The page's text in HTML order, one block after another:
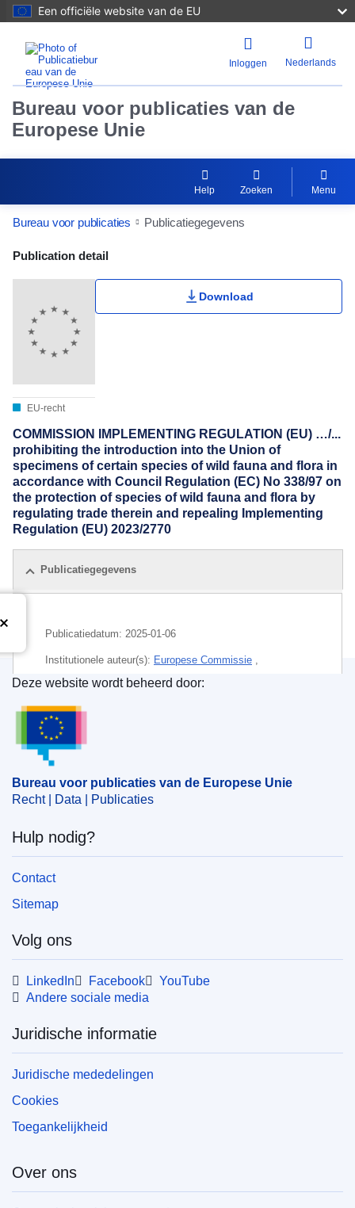
Een officiële website van de EU
Inloggen Nederlands
Bureau voor publicaties van de
Europese Unie
Help Zoeken Menu
Bureau voor publicaties Publicatiegegevens
Publication Detail Actions Portlet
Publication detail
EU-recht
Download
COMMISSION IMPLEMENTING REGULATION (EU) …/...
prohibiting the introduction into the Union of
specimens of certain species of wild fauna and flora in
accordance with Council Regulation (EC) No 338/97 on
the protection of species of wild fauna and flora by
regulating trade therein and repealing Implementing
Regulation (EU) 2023/2770
Publicatiegegevens
Publicatiedatum: 2025-01-06
Institutionele auteur(s): Europese Commissie
Directoraat-generaal Milieu( Europese Commissie
IMMC : C(2025)15
Bureau voor publicaties van de Europese Unie
Deze website wordt beheerd door:
Bureau voor publicaties van de Europese Unie
Recht | Data | Publicaties
Hulp nodig?
Contact
Sitemap
Volg ons
LinkedIn Facebook
YouTube
Andere sociale media
Juridische informatie
Juridische mededelingen
Cookies
Toegankelijkheid
Over ons